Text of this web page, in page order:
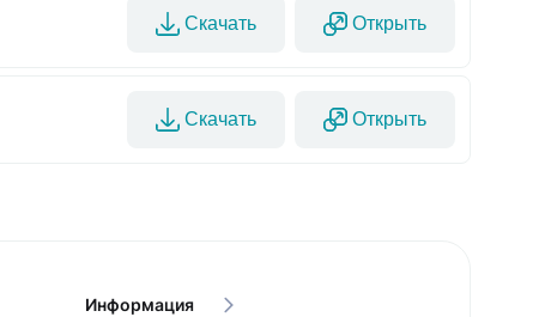
Скачать Открыть
Скачать Открыть
Информация